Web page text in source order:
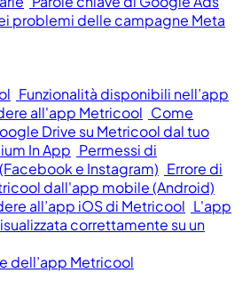
problemi delle campagne Meta
Funzionalità disponibili nell’app
all'app Metricool Come
Drive su Metricool dal tuo
In App Permessi di
e Instagram) Errore di
dall'app mobile (Android)
all’app iOS di Metricool L'app
correttamente su un
dell’app Metricool